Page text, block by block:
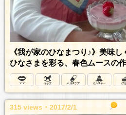
《我が家のひなまつり♪》美味
ひなさまを彩る、春色ムースの
315 views ･ 2017/2/1